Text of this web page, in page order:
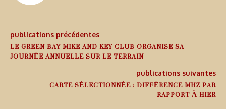
publications précédentes
LE GREEN BAY MIKE AND KEY CLUB ORGANISE SA
JOURNÉE ANNUELLE SUR LE TERRAIN
publications suivantes
CARTE SÉLECTIONNÉE : DIFFÉRENCE MHZ PAR
RAPPORT À HIER